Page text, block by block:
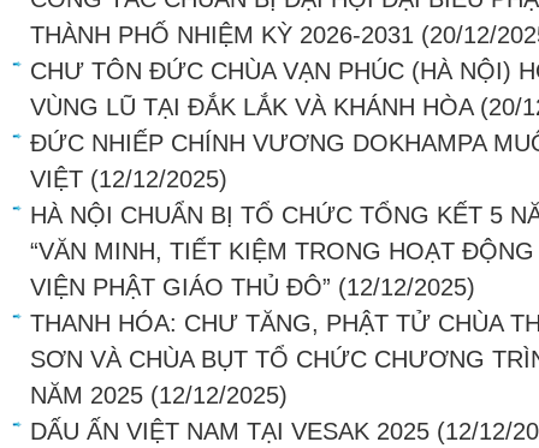
THÀNH PHỐ NHIỆM KỲ 2026-2031 (20/12/
CHƯ TÔN ĐỨC CHÙA VẠN PHÚC (HÀ NỘI)
VÙNG LŨ TẠI ĐẮK LẮK VÀ KHÁNH HÒA (20/
ĐỨC NHIẾP CHÍNH VƯƠNG DOKHAMPA
VIỆT (12/12/2025)
HÀ NỘI CHUẨN BỊ TỔ CHỨC TỔNG KẾT 5
“VĂN MINH, TIẾT KIỆM TRONG HOẠT
VIỆN PHẬT GIÁO THỦ ĐÔ” (12/12/2025)
THANH HÓA: CHƯ TĂNG, PHẬT TỬ CHÙA
SƠN VÀ CHÙA BỤT TỔ CHỨC CHƯƠNG
NĂM 2025 (12/12/2025)
DẤU ẤN VIỆT NAM TẠI VESAK 2025 (12/12/